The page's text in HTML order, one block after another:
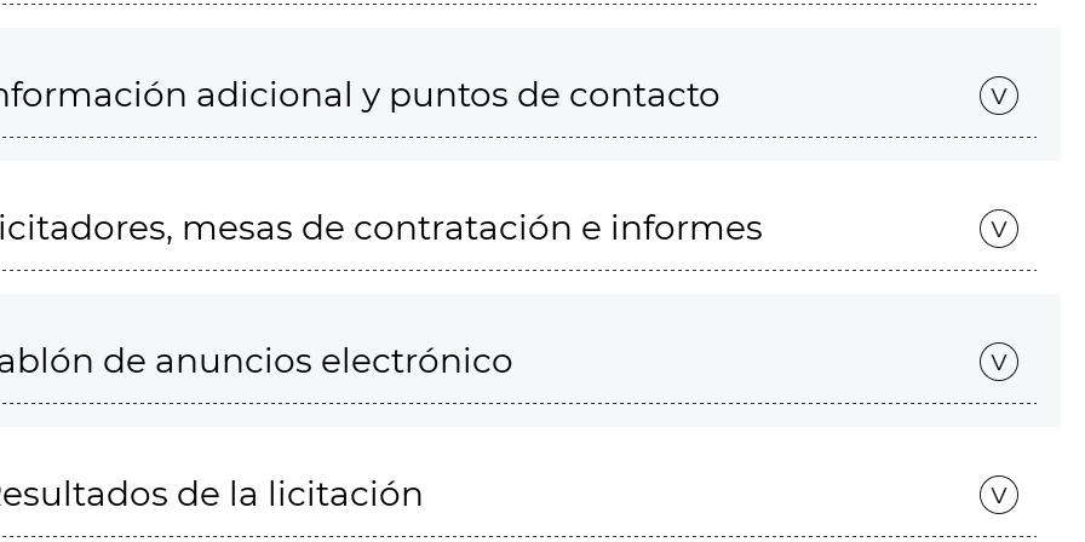
adicional y puntos de contacto
mesas de contratación e informes
de anuncios electrónico
de la licitación